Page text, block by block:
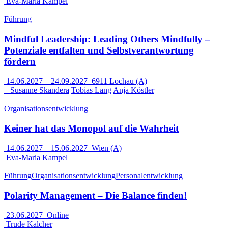
Führung
Mindful Leadership: Leading Others Mindfully –
Potenziale entfalten und Selbstverantwortung
fördern
14.06.2027 – 24.09.2027 6911 Lochau (A)
Susanne Skandera Tobias Lang Anja Köstler
Organisationsentwicklung
Keiner hat das Monopol auf die Wahrheit
14.06.2027 – 15.06.2027 Wien (A)
Eva-Maria Kampel
FührungOrganisationsentwicklungPersonalentwicklung
Polarity Management – Die Balance finden!
23.06.2027 Online
Trude Kalcher